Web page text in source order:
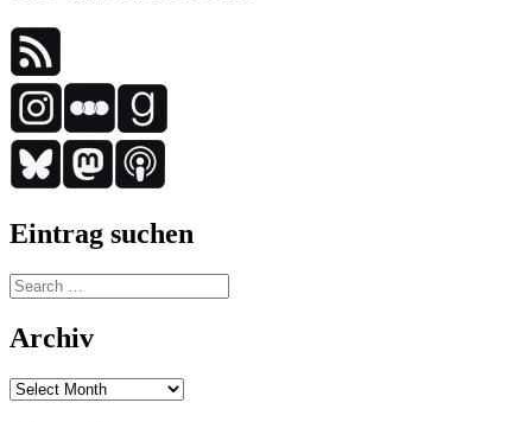
Eintrag suchen
Search
for:
Archiv
Archiv